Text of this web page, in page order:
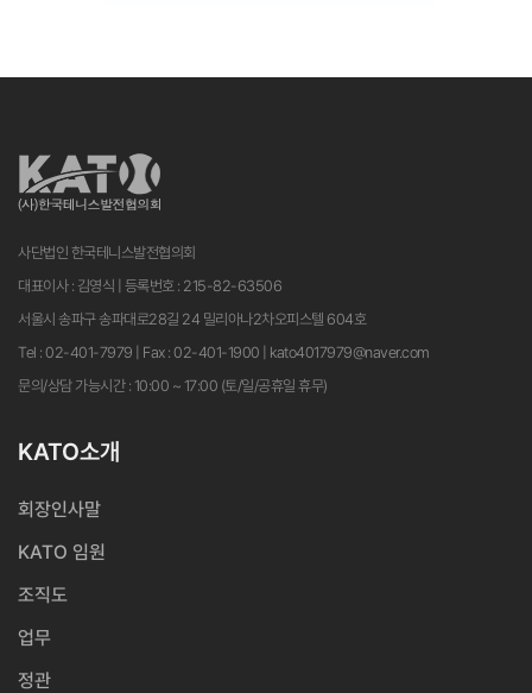
사단법인 한국테니스발전협의회
대표이사 : 김영식 | 등록번호 : 215-82-63506
서울시 송파구 송파대로28길 24 밀리아나2차오피스텔 604호
Tel : 02-401-7979 | Fax : 02-401-1900 | kato4017979@naver.com
문의/상담 가능시간 : 10:00 ~ 17:00 (토/일/공휴일 휴무)
KATO소개
회장인사말
KATO 임원
조직도
업무
정관